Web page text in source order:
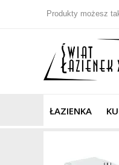
Produkty możesz
ŁAZIENKA